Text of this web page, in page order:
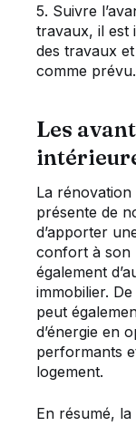
5. Suivre
travaux, il est
des travaux
comme prévu.
Les
La rénovation
présente de
d’apporter
confort à son
également
immobilier.
peut
d’énergie en
performants
logement.
En résumé,